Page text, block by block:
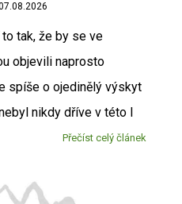
tak, že by se ve
objevili naprosto
spíše o ojedinělý výskyt
nikdy dříve v této l
Přečíst celý článek